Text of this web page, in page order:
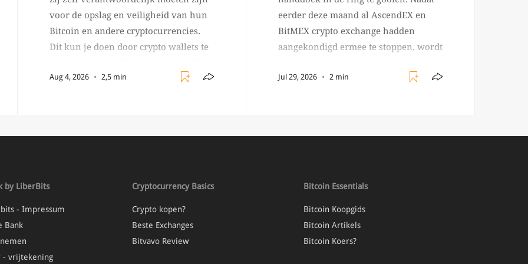
voor de opslag en veiligheid van hun
Bitcoin en andere cryptocurrencies.
Dit kun je doen door crypto wallets te
beheert zelf de sleutels/
Aug 4, 2026 2,5 min
eerder deze maand al AscendEX en
BitMEX crypto exchange hadden
aangekondigd ermee te stoppen, wordt
bestaan. BitMart was een relatief
Jul 29, 2026 2 min
by LiberBits
- Impressum
Bank
- vrijtekening
Cryptocurrency Basics
Crypto kopen?
Beste Exchanges
Bitvavo Review
Bitcoin Essentials
Bitcoin Koopgids
Bitcoin Artikels
Bitcoin Koers?